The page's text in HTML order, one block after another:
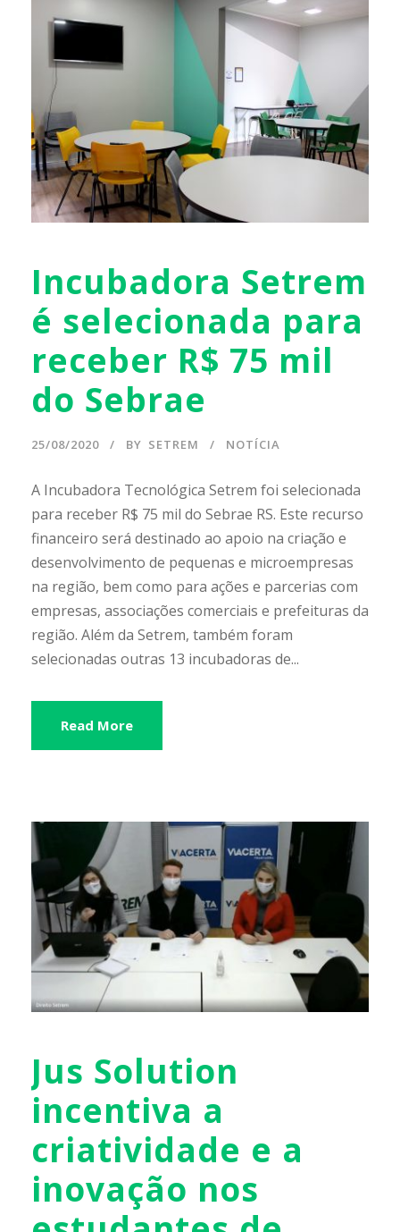
Incubadora Setrem
é selecionada para
receber R$ 75 mil
do Sebrae
25/08/2020 BY SETREM NOTÍCIA
A Incubadora Tecnológica Setrem foi selecionada
para receber R$ 75 mil do Sebrae RS. Este recurso
financeiro será destinado ao apoio na criação e
desenvolvimento de pequenas e microempresas
na região, bem como para ações e parcerias com
empresas, associações comerciais e prefeituras da
região. Além da Setrem, também foram
selecionadas outras 13 incubadoras de...
Read More
Jus Solution
incentiva a
criatividade e a
inovação nos